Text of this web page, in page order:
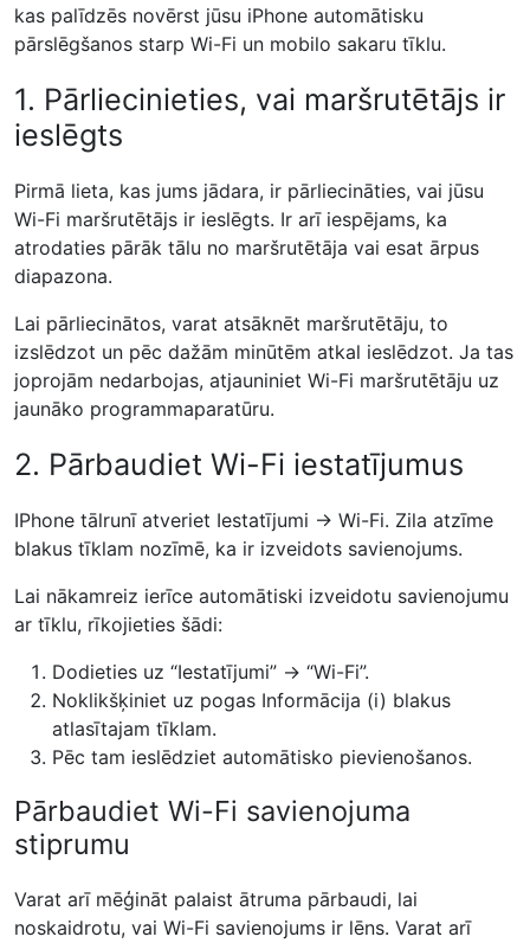
kas palīdzēs novērst jūsu iPhone automātisku
pārslēgšanos starp Wi-Fi un mobilo sakaru tīklu.
1. Pārliecinieties, vai maršrutētājs ir
ieslēgts
Pirmā lieta, kas jums jādara, ir pārliecināties, vai jūsu
Wi-Fi maršrutētājs ir ieslēgts. Ir arī iespējams, ka
atrodaties pārāk tālu no maršrutētāja vai esat ārpus
diapazona.
Lai pārliecinātos, varat atsāknēt maršrutētāju, to
izslēdzot un pēc dažām minūtēm atkal ieslēdzot. Ja tas
joprojām nedarbojas, atjauniniet Wi-Fi maršrutētāju uz
jaunāko programmaparatūru.
2. Pārbaudiet Wi-Fi iestatījumus
IPhone tālrunī atveriet Iestatījumi → Wi-Fi. Zila atzīme
blakus tīklam nozīmē, ka ir izveidots savienojums.
Lai nākamreiz ierīce automātiski izveidotu savienojumu
ar tīklu, rīkojieties šādi:
Dodieties uz “Iestatījumi” → “Wi-Fi”.
Noklikšķiniet uz pogas Informācija (i) blakus
atlasītajam tīklam.
Pēc tam ieslēdziet automātisko pievienošanos.
Pārbaudiet Wi-Fi savienojuma
stiprumu
Varat arī mēģināt palaist ātruma pārbaudi, lai
noskaidrotu, vai Wi-Fi savienojums ir lēns. Varat arī